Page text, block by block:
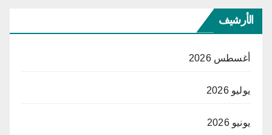
الأرشيف
أغسطس 2026
يوليو 2026
يونيو 2026